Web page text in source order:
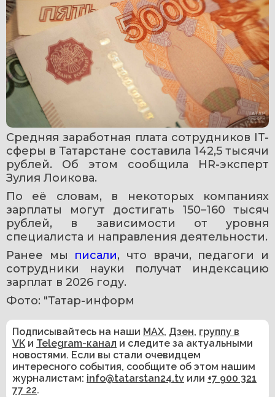
Средняя заработная плата сотрудников IT-
сферы в Татарстане составила 142,5 тысячи
рублей. Об этом сообщила HR-эксперт
Зулия Лоикова.
По её словам, в некоторых компаниях
зарплаты могут достигать 150–160 тысяч
рублей, в зависимости от уровня
специалиста и направления деятельности.
Ранее мы писали, что врачи, педагоги и
сотрудники науки получат индексацию
зарплат в 2026 году.
Фото: "Татар-информ
Подписывайтесь на наши MAX, Дзен, группу в
VK и Telegram-канал и следите за актуальными
новостями. Если вы стали очевидцем
интересного события, сообщите об этом нашим
журналистам: info@tatarstan24.tv или +7 900 321
77 22.